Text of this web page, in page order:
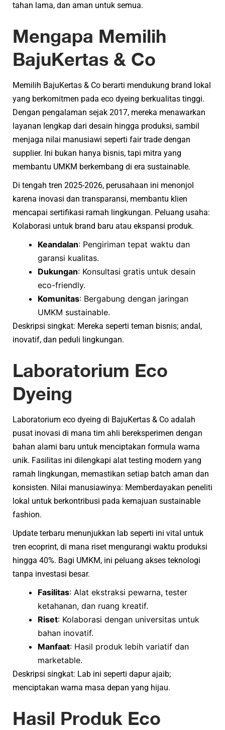
tahan lama, dan aman untuk semua.
Mengapa Memilih
BajuKertas & Co
Memilih BajuKertas & Co berarti mendukung brand lokal
yang berkomitmen pada eco dyeing berkualitas tinggi.
Dengan pengalaman sejak 2017, mereka menawarkan
layanan lengkap dari desain hingga produksi, sambil
menjaga nilai manusiawi seperti fair trade dengan
supplier. Ini bukan hanya bisnis, tapi mitra yang
membantu UMKM berkembang di era sustainable.
Di tengah tren 2025-2026, perusahaan ini menonjol
karena inovasi dan transparansi, membantu klien
mencapai sertifikasi ramah lingkungan. Peluang usaha:
Kolaborasi untuk brand baru atau ekspansi produk.
Keandalan: Pengiriman tepat waktu dan
garansi kualitas.
Dukungan: Konsultasi gratis untuk desain
eco-friendly.
Komunitas: Bergabung dengan jaringan
UMKM sustainable.
Deskripsi singkat: Mereka seperti teman bisnis; andal,
inovatif, dan peduli lingkungan.
Laboratorium Eco
Dyeing
Laboratorium eco dyeing di BajuKertas & Co adalah
pusat inovasi di mana tim ahli bereksperimen dengan
bahan alami baru untuk menciptakan formula warna
unik. Fasilitas ini dilengkapi alat testing modern yang
ramah lingkungan, memastikan setiap batch aman dan
konsisten. Nilai manusiawinya: Memberdayakan peneliti
lokal untuk berkontribusi pada kemajuan sustainable
fashion.
Update terbaru menunjukkan lab seperti ini vital untuk
tren ecoprint, di mana riset mengurangi waktu produksi
hingga 40%. Bagi UMKM, ini peluang akses teknologi
tanpa investasi besar.
Fasilitas: Alat ekstraksi pewarna, tester
ketahanan, dan ruang kreatif.
Riset: Kolaborasi dengan universitas untuk
bahan inovatif.
Manfaat: Hasil produk lebih variatif dan
marketable.
Deskripsi singkat: Lab ini seperti dapur ajaib;
menciptakan warna masa depan yang hijau.
Hasil Produk Eco